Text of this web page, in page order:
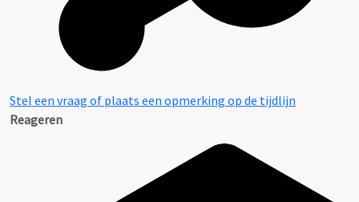
Stel een vraag of plaats een opmerking op de tijdlijn
Reageren